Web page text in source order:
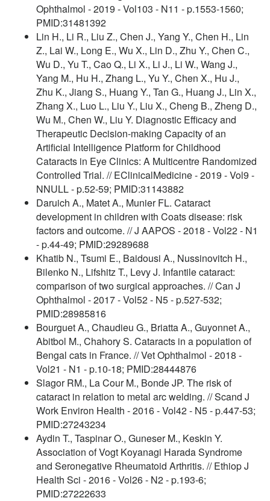
Ophthalmol - 2019 - Vol103 - N11 - p.1553-1560;
PMID:31481392
Lin H., Li R., Liu Z., Chen J., Yang Y., Chen H., Lin
Z., Lai W., Long E., Wu X., Lin D., Zhu Y., Chen C.,
Wu D., Yu T., Cao Q., Li X., Li J., Li W., Wang J.,
Yang M., Hu H., Zhang L., Yu Y., Chen X., Hu J.,
Zhu K., Jiang S., Huang Y., Tan G., Huang J., Lin X.,
Zhang X., Luo L., Liu Y., Liu X., Cheng B., Zheng D.,
Wu M., Chen W., Liu Y. Diagnostic Efficacy and
Therapeutic Decision-making Capacity of an
Artificial Intelligence Platform for Childhood
Cataracts in Eye Clinics: A Multicentre Randomized
Controlled Trial. // EClinicalMedicine - 2019 - Vol9 -
NNULL - p.52-59; PMID:31143882
Daruich A., Matet A., Munier FL. Cataract
development in children with Coats disease: risk
factors and outcome. // J AAPOS - 2018 - Vol22 - N1
- p.44-49; PMID:29289688
Khatib N., Tsumi E., Baidousi A., Nussinovitch H.,
Bilenko N., Lifshitz T., Levy J. Infantile cataract:
comparison of two surgical approaches. // Can J
Ophthalmol - 2017 - Vol52 - N5 - p.527-532;
PMID:28985816
Bourguet A., Chaudieu G., Briatta A., Guyonnet A.,
Abitbol M., Chahory S. Cataracts in a population of
Bengal cats in France. // Vet Ophthalmol - 2018 -
Vol21 - N1 - p.10-18; PMID:28444876
Slagor RM., La Cour M., Bonde JP. The risk of
cataract in relation to metal arc welding. // Scand J
Work Environ Health - 2016 - Vol42 - N5 - p.447-53;
PMID:27243234
Aydin T., Taspinar O., Guneser M., Keskin Y.
Association of Vogt Koyanagi Harada Syndrome
and Seronegative Rheumatoid Arthritis. // Ethiop J
Health Sci - 2016 - Vol26 - N2 - p.193-6;
PMID:27222633